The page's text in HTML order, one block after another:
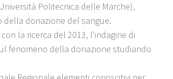
Politecnica delle Marche),
donazione del sangue.
la ricerca del 2013, l'indagine di
fenomeno della donazione studiando